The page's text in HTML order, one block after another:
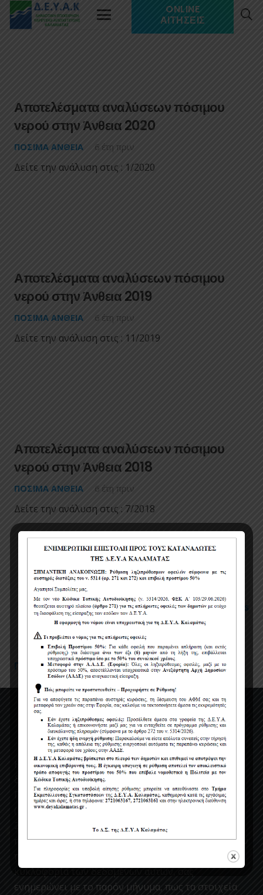
ONLINE
ΑΙΤΉΣΕΙΣ
Αποτελέσματα αναλύσεων πόσιμου
νερού στην Άνθεια 2020
ΠΌΣΙΜΑ ΆΝΘΕΙΑ 6 έτη πριν
Δείτε την ανάλυση στις : 1/2020
Αποτελέσματα αναλύσεων πόσιμου
νερού στην Άνθεια 2019
ΠΌΣΙΜΑ ΆΝΘΕΙΑ 6 έτη πριν
Δείτε την ανάλυση στις : 11/2019
Αποτελέσματα αναλύσεων πόσιμου
νερού στην Άνθεια 2018
ΠΌΣΙΜΑ ΆΝΘΕΙΑ 6 έτη πριν
Δείτε την ανάλυση στις : 7/2018
Πολιτική χρήσης cookies
Όροι χρήσης
Πολιτική Προστασίας Προσωπικών Δεδομένων
Η ΔΕΥΑΚ ενσωματώνοντας στον κανονισμο της, τις
διατάξεις του Νέου Ευρωπαϊκού Κανονισμού περί
Προστασίας Δεδομένων Προσωπικού Χαρακτήρα
(ΕΕ 2016/679) (GDPR) που έχει τεθεί σε ισχύ από
25/05/2018, για την προστασία των φυσικών
προσώπων έναντι της επεξεργασίας των δεδομένων
κυκλοφορία των δεδομένων αυτών, σας
ενημερώνει με το παρόν μήνυμα, πως τα στοιχεία